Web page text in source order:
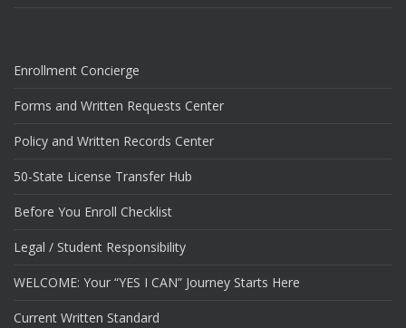
Enrollment Concierge
Forms and Written Requests Center
Policy and Written Records Center
50-State License Transfer Hub
Before You Enroll Checklist
Legal / Student Responsibility
WELCOME: Your “YES I CAN” Journey Starts Here
Current Written Standard